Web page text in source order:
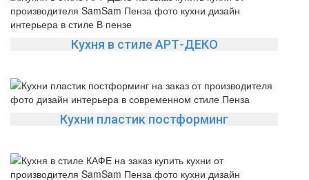
Кухня в стиле АРТ-ДЕКО
Кухни пластик постформинг